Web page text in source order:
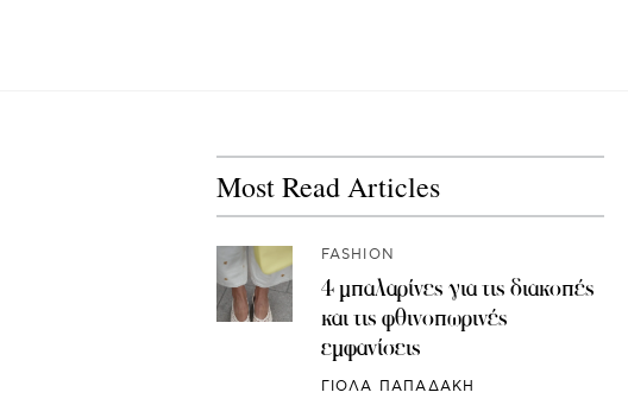
Most Read Articles
FASHION
4 μπαλαρίνες για τις διακοπές
και τις φθινοπωρινές
εμφανίσεις
ΓΙΟΛΑ ΠΑΠΑΔΑΚΗ